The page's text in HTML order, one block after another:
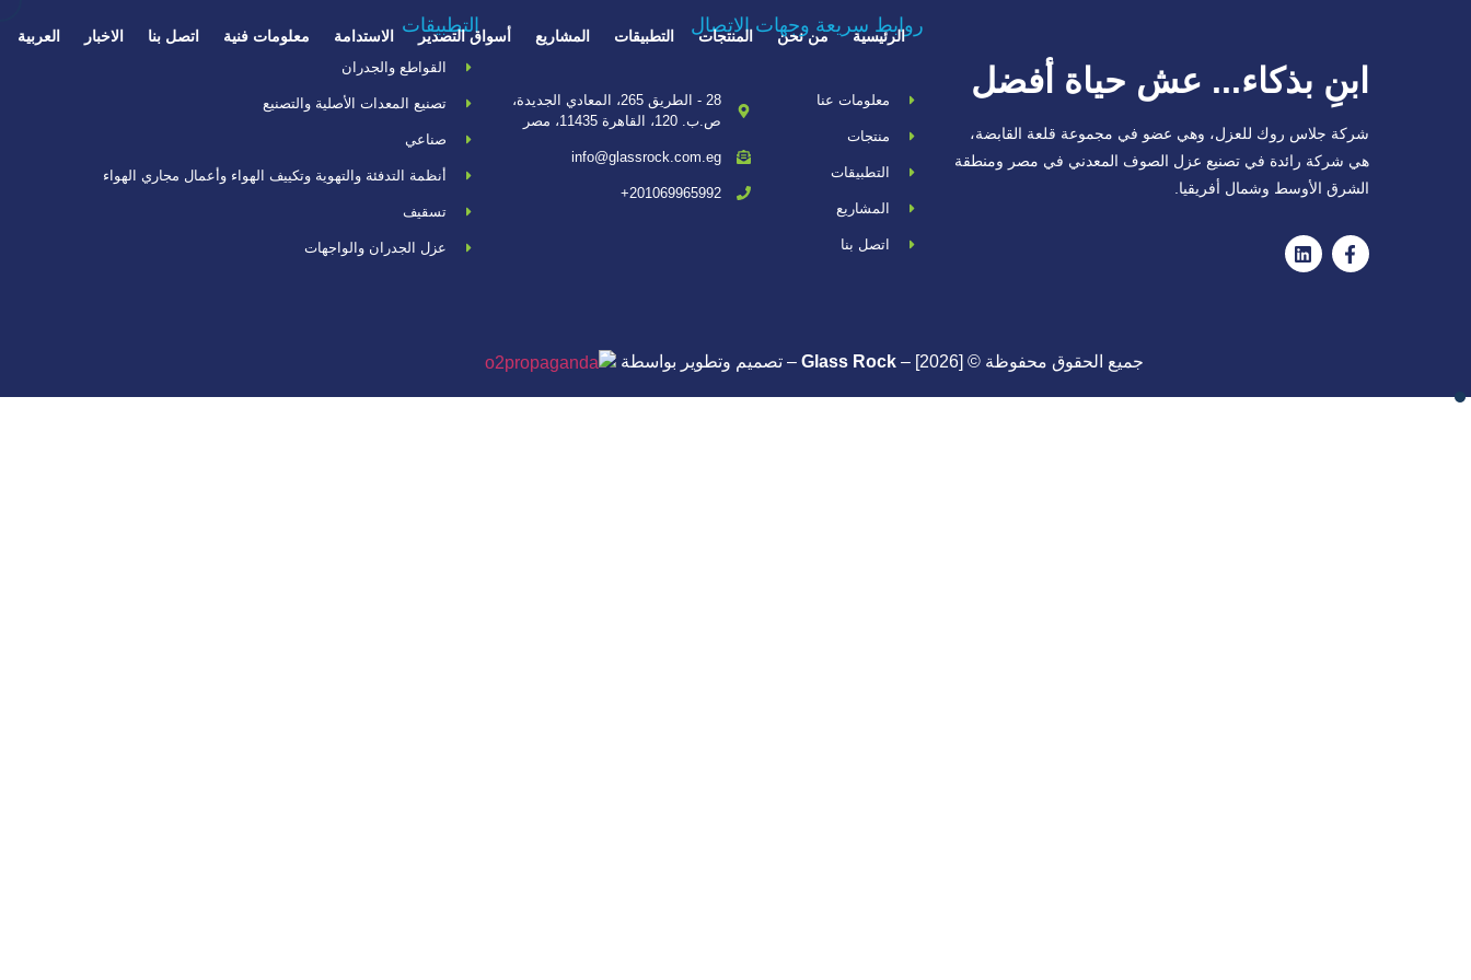
الرئيسية من نحن المنتجات التطبيقات المشاريع أسواق التصدير الاستدامة معلومات فنية اتصل بنا الاخبار العربية
ابنِ بذكاء... عش حياة أفضل
شركة جلاس روك للعزل، وهي عضو في مجموعة قلعة القابضة،
هي شركة رائدة في تصنيع عزل الصوف المعدني في مصر ومنطقة
الشرق الأوسط وشمال أفريقيا.
روابط سريعة وجهات الاتصال
معلومات عنا
منتجات
التطبيقات
المشاريع
اتصل بنا
28 - الطريق 265، المعادي الجديدة،
ص.ب. 120، القاهرة 11435، مصر
info@glassrock.com.eg
201069965992+
التطبيقات
القواطع والجدران
تصنيع المعدات الأصلية والتصنيع
صناعي
أنظمة التدفئة والتهوية وتكييف الهواء وأعمال مجاري الهواء
تسقيف
عزل الجدران والواجهات
جميع الحقوق محفوظة © Glass Rock – [2026] – تصميم وتطوير بواسطة